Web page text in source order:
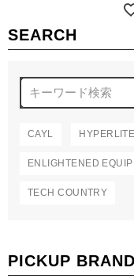
SEARCH
CAYL
ENLIGHTENED
TECH COUNTRY
PICKUP BRAND